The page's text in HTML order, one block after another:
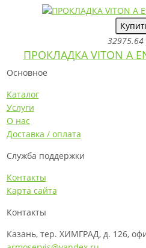
32975.64
ПРОКЛАДКА VITON A
Основное
Каталог
Услуги
О нас
Доставка / оплата
Служба поддержки
Контакты
Карта сайта
Контакты
Казань, тер. ХИМГРАД, д. 126,